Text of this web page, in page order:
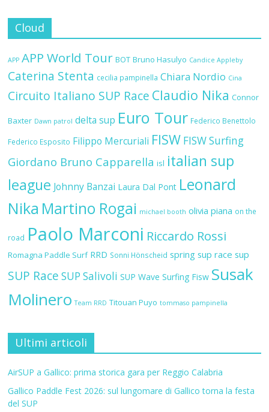
Cloud
APP APP World Tour BOT Bruno Hasulyo Candice Appleby
Caterina Stenta cecilia pampinella Chiara Nordio Cina
Circuito Italiano SUP Race Claudio Nika Connor
Baxter Dawn patrol delta sup Euro Tour Federico Benettolo
Federico Esposito Filippo Mercuriali FISW FISW Surfing
Giordano Bruno Capparella isl italian sup
league Johnny Banzai Laura Dal Pont Leonard
Nika Martino Rogai michael booth olivia piana on the
road Paolo Marconi Riccardo Rossi
Romagna Paddle Surf RRD Sonni Hönscheid spring sup race sup
SUP Race SUP Salivoli SUP Wave Surfing Fisw Susak
Molinero Team RRD Titouan Puyo tommaso pampinella
Ultimi articoli
AirSUP a Gallico: prima storica gara per Reggio Calabria
Gallico Paddle Fest 2026: sul lungomare di Gallico torna la festa
del SUP